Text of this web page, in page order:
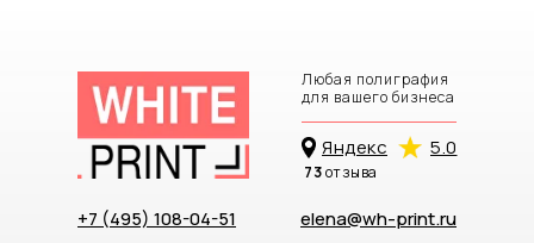
elena@wh-print.ru
+7 (495) 108-04-51
Любая полиграфия
для вашего бизнеса
Яндекc 5.0
73отзыва